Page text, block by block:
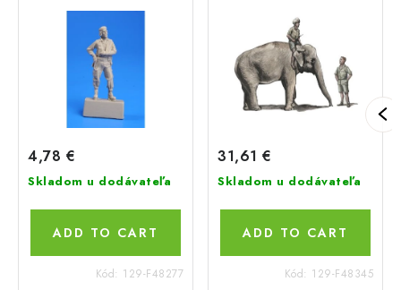
4,78 €
Skladom u dodávateľa
ADD TO CART
Kód: 129-F48277
31,61 €
Skladom u dodávateľa
ADD TO CART
Kód: 129-F48345